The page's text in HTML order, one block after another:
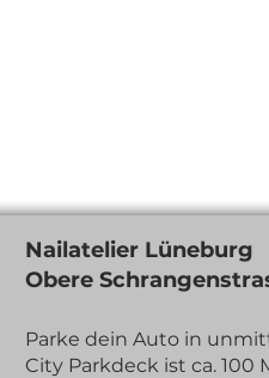
Nailatelier Lüneburg
Obere
Parke dein Auto in
City Parkdeck ist ca. 100